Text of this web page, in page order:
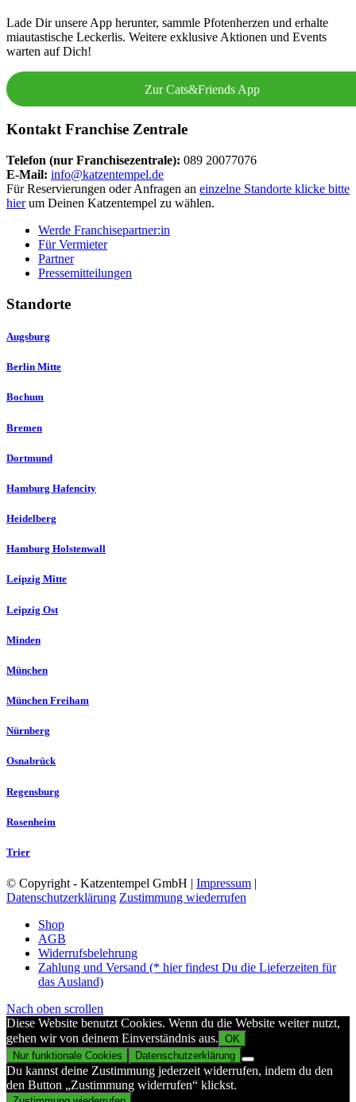
Lade Dir unsere App herunter, sammle Pfotenherzen und erhalte
miautastische Leckerlis. Weitere exklusive Aktionen und Events
warten auf Dich!
Zur Cats&Friends App
Kontakt Franchise Zentrale
Telefon (nur Franchisezentrale): 089 20077076
E-Mail: info@katzentempel.de
Für Reservierungen oder Anfragen an einzelne Standorte klicke bitte
hierum Deinen Katzentempel zu wählen.
Werde Franchisepartner:in
Für Vermieter
Partner
Pressemitteilungen
Standorte
Augsburg
Berlin Mitte
Bochum
Bremen
Dortmund
Hamburg Hafencity
Heidelberg
Hamburg Holstenwall
Leipzig Mitte
Leipzig Ost
Minden
München
München Freiham
Nürnberg
Osnabrück
Regensburg
Rosenheim
Trier
© Copyright - Katzentempel GmbH | Impressum |
Datenschutzerklärung Zustimmung wiederrufen
Shop
AGB
Widerrufsbelehrung
Zahlung und Versand (* hier findest Du die Lieferzeiten für
das Ausland)
Nach oben scrollen
Diese Website benutzt Cookies. Wenn du die Website weiter nutzt,
gehen wir von deinem Einverständnis aus. OK
Nur funktionale Cookies
Datenschutzerklärung
Du kannst deine Zustimmung jederzeit widerrufen, indem du den
den Button „Zustimmung widerrufen“ klickst.